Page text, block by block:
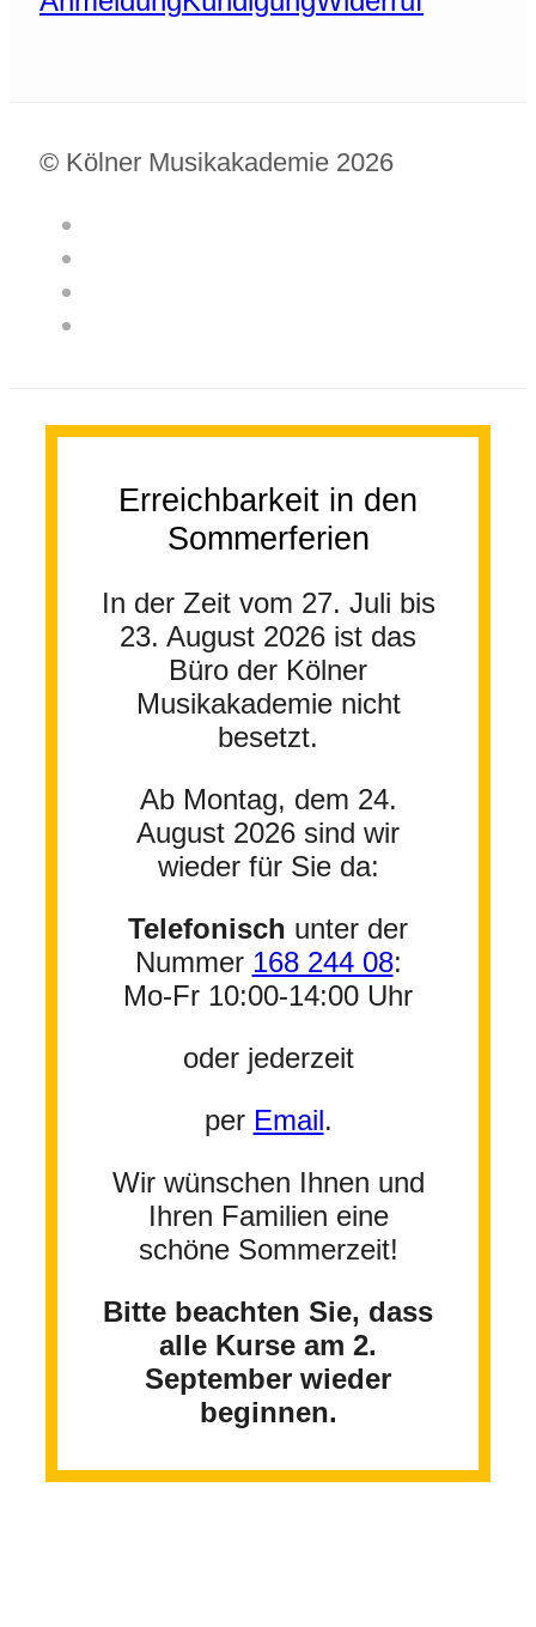
© Kölner Musikakademie 2026
Erreichbarkeit in den
Sommerferien
In der Zeit vom 27. Juli bis
23. August 2026 ist das
Büro der Kölner
Musikakademie nicht
besetzt.
Ab Montag, dem 24.
August 2026 sind wir
wieder für Sie da:
Telefonisch unter der
Nummer 168 244 08:
Mo-Fr 10:00-14:00 Uhr
oder jederzeit
per Email.
Wir wünschen Ihnen und
Ihren Familien eine
schöne Sommerzeit!
Bitte beachten Sie, dass
alle Kurse am 2.
September wieder
beginnen.